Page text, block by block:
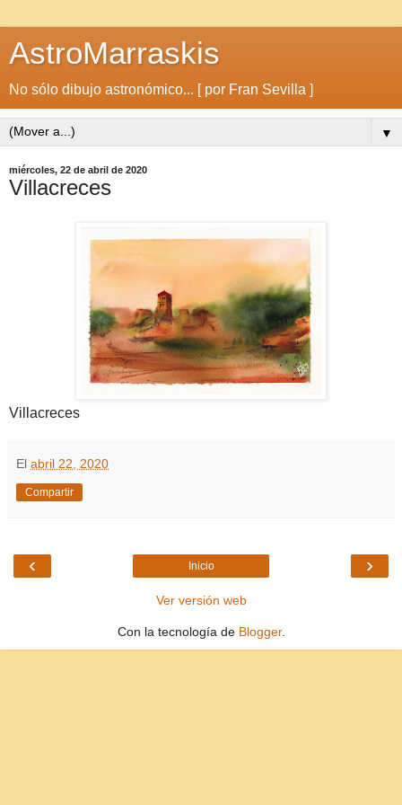
AstroMarraskis
No sólo dibujo astronómico... [ por Fran Sevilla ]
▼
miércoles, 22 de abril de 2020
Villacreces
Villacreces
El abril 22, 2020
Compartir
‹ ›
Inicio
Ver versión web
Con la tecnología de Blogger.